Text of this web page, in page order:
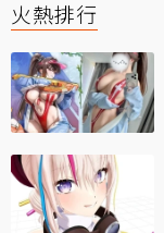
火熱排行